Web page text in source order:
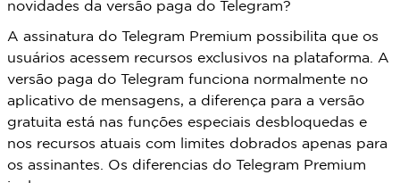
novidades da versão paga do Telegram?
A assinatura do Telegram Premium possibilita que os
usuários acessem recursos exclusivos na plataforma. A
versão paga do Telegram funciona normalmente no
aplicativo de mensagens, a diferença para a versão
gratuita está nas funções especiais desbloquedas e
nos recursos atuais com limites dobrados apenas para
os assinantes. Os diferencias do Telegram Premium